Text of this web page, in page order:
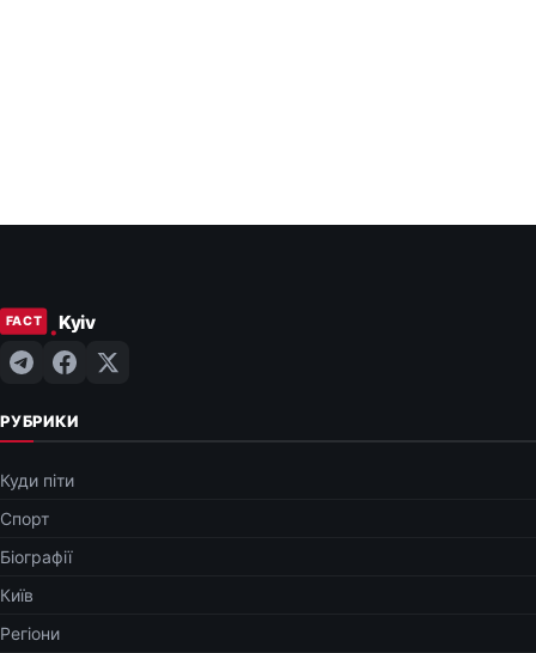
РУБРИКИ
Куди піти
Спорт
Біографії
Київ
Регіони